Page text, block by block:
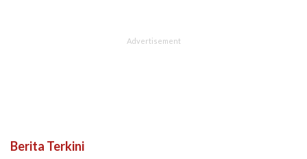
Berita Terkini